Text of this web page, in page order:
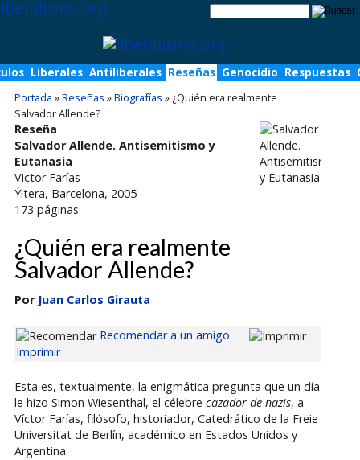
Liberales Antiliberales Reseñas Genocidio Respuestas
Portada »Reseñas »Biografías » ¿Quién era realmente
Salvador Allende?
Reseña
Salvador Allende. Antisemitismo y
Eutanasia
Victor Farías
Ýltera, Barcelona, 2005
173 páginas
¿Quién era realmente
Salvador Allende?
Por Juan Carlos Girauta
Recomendar a un amigo
Imprimir
Esta es, textualmente, la enigmática pregunta que un día
le hizo Simon Wiesenthal, el célebre cazador de nazis, a
Víctor Farías, filósofo, historiador, Catedrático de la Freie
Universitat de Berlín, académico en Estados Unidos y
Argentina.